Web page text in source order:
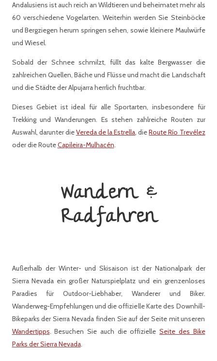
Andalusiens ist auch reich an Wildtieren und beheimatet mehr als
60 verschiedene Vogelarten. Weiterhin werden Sie Steinböcke
und Bergziegen herum springen sehen, sowie kleinere Maulwürfe
und Wiesel.
Sobald der Schnee schmilzt, füllt das kalte Bergwasser die
zahlreichen Quellen, Bäche und Flüsse und macht die Landschaft
und die Städte der Alpujarra herrlich fruchtbar.
Dieses Gebiet ist ideal für alle Sportarten, insbesondere für
Trekking und Wanderungen. Es stehen zahlreiche Routen zur
Auswahl, darunter dieVereda de la Estrella, dieRoute Río Trevélez
oder die RouteCapileira-Mulhacén.
Wandern &
Radfahren
Außerhalb der Winter- und Skisaison ist der Nationalpark der
Sierra Nevada ein großer Naturspielplatz und ein grenzenloses
Paradies für Outdoor-Liebhaber, Wanderer und Biker.
Wanderweg-Empfehlungen und die offizielle Karte des Downhill-
Bikeparks der Sierra Nevada finden Sie auf der Seite mit unseren
Wandertipps. Besuchen Sie auch die offizielle Seite des Bike
Parks der Sierra Nevada.